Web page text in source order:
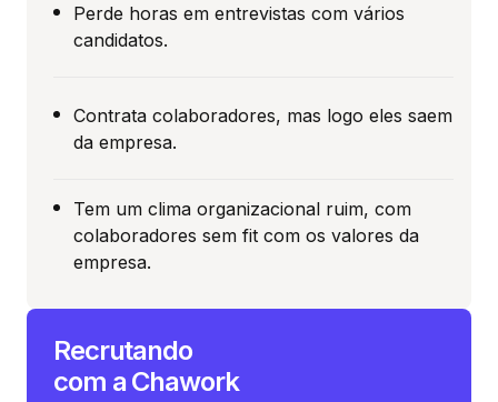
Perde horas em entrevistas com vários
candidatos.
Contrata colaboradores, mas logo eles saem
da empresa.
Tem um clima organizacional ruim, com
colaboradores sem fit com os valores da
empresa.
Recrutando
com a Chawork